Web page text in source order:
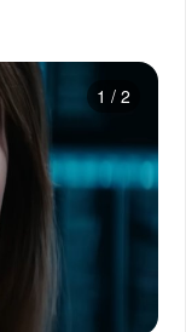
1 / 2